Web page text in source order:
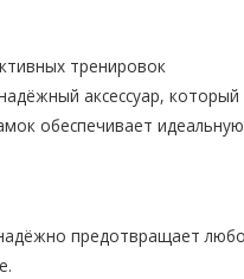
тренировок
аксессуар,
обеспечивает
предотвращает